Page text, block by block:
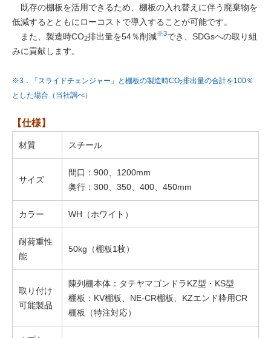
既存の棚板を活用できるため、棚板の入れ替えに伴う廃棄物を
低減するとともにローコストで導入することが可能です。
また、製造時CO2排出量を54％削減※3でき、SDGsへの取り組
みに貢献します。
※3．「スライドチェンジャー」と棚板の製造時CO2排出量の合計を100％
とした場合（当社調べ）
【仕様】
材質 スチール
サイズ
間口：900、1200mm
奥行：300、350、400、450mm
カラー WH（ホワイト）
耐荷重性
能
50kg（棚板1枚）
取り付け
可能製品
陳列棚本体：タテヤマゴンドラKZ型・KS型
棚板：KV棚板、NE-CR棚板、KZエンド枠用CR
棚板（特注対応）